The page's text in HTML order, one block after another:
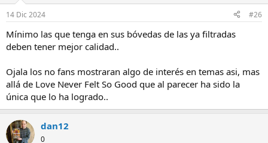
e
:
14 Dic 2024 #26
Mínimo las que tenga en sus bóvedas de las ya filtradas
deben tener mejor calidad..
Ojala los no fans mostraran algo de interés en temas asi, mas
allá de Love Never Felt So Good que al parecer ha sido la
única que lo ha logrado..
dan12
0